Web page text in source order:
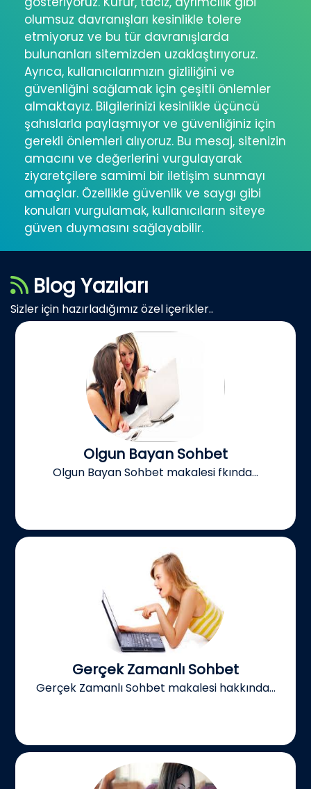
olumsuz davranışları kesinlikle tolere
etmiyoruz ve bu tür davranışlarda
bulunanları sitemizden uzaklaştırıyoruz.
Ayrıca, kullanıcılarımızın gizliliğini ve
güvenliğini sağlamak için çeşitli önlemler
almaktayız. Bilgilerinizi kesinlikle üçüncü
şahıslarla paylaşmıyor ve güvenliğiniz için
gerekli önlemleri alıyoruz. Bu mesaj, sitenizin
amacını ve değerlerini vurgulayarak
ziyaretçilere samimi bir iletişim sunmayı
amaçlar. Özellikle güvenlik ve saygı gibi
konuları vurgulamak, kullanıcıların siteye
güven duymasını sağlayabilir.
Blog Yazıları
Sizler için hazırladığımız özel içerikler..
Olgun Bayan Sohbet
Olgun Bayan Sohbet makalesi fkında...
Gerçek Zamanlı Sohbet
Gerçek Zamanlı Sohbet makalesi hakkında...